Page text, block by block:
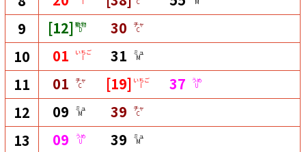
I C M
9 [12] 動物
D 30 チャ
C
10 01 いちご
I 31 ミュ
M
11 01 チャ
C [19] いちご
I 37 うめ
U
12 09 ミュ
M 39 チャ
C
13 09 うめ
U 39 ミュ
M